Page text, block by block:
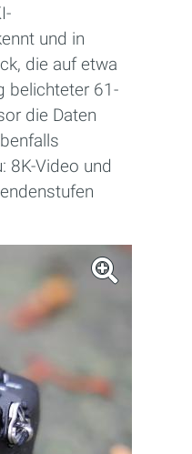
und in
die auf etwa
belichteter 61-
die Daten
8K-Video und